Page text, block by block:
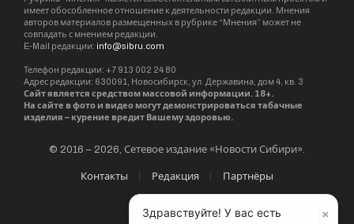
7,85% — до 11,4%
Бюджет Новосибирской области на 2018 год
был сверстан с дефицитом в 2,2 млрд руб.
Министр финансов Новосибирской области
Виталий Голубенко, защищая бюджет в
Заксобрании, назвал дефицит «техническим»,
после новогодних каникул и будет учтены.
×
Здравствуйте! У вас есть